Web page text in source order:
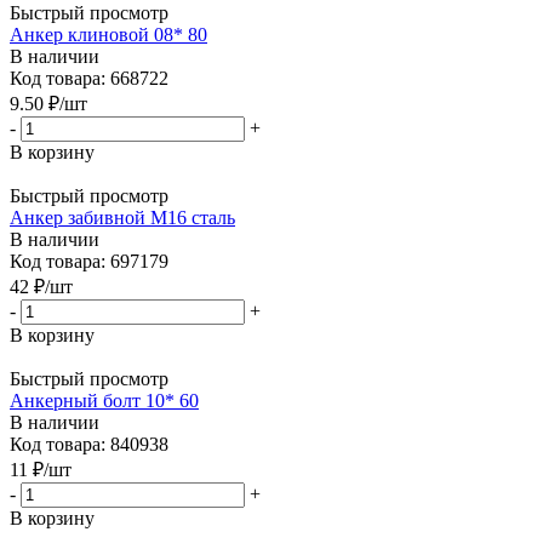
Быстрый просмотр
Анкер клиновой 08* 80
В наличии
Код товара: 668722
9.50 ₽/шт
-
+
В корзину
Быстрый просмотр
Анкер забивной М16 сталь
В наличии
Код товара: 697179
42 ₽/шт
-
+
В корзину
Быстрый просмотр
Анкерный болт 10* 60
В наличии
Код товара: 840938
11 ₽/шт
-
+
В корзину